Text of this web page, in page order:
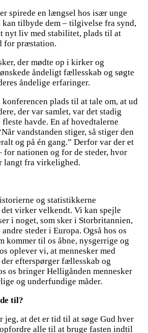
spirede en længsel hos især unge
kan tilbyde dem – tilgivelse fra synd,
nyt liv med stabilitet, plads til at
for præstation.
der mødte op i kirker og
åndeligt fællesskab og søgte
åndelige erfaringer.
konferencen plads til at tale om, at ud
der var samlet, var det stadig
havde. En af hovedtalerne
vandstanden stiger, så stiger den
og på én gang.” Derfor var der et
for nationen og for de steder, hvor
langt fra virkelighed.
og statistikkerne
det virker velkendt. Vi kan spejle
i noget, som sker i Storbritannien,
steder i Europa. Også hos os
kommer til os åbne, nysgerrige og
oplever vi, at mennesker med
efterspørger fællesskab og
os bringer Helligånden mennesker
og underfundige måder.
til?
jeg, at det er tid til at søge Gud hver
alle til at bruge fasten indtil